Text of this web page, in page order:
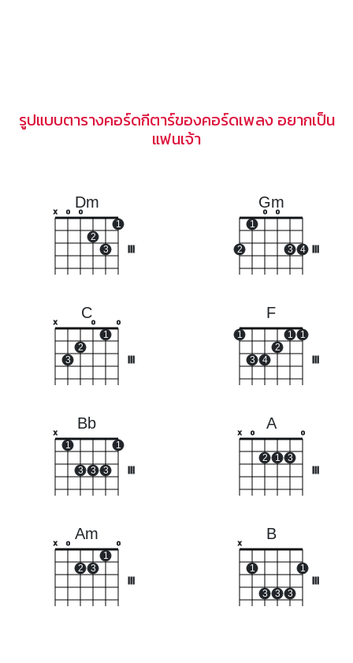
รูปแบบตารางคอร์ดกีตาร์ของคอร์ดเพลง อยากเป็น
แฟนเจ้า
Dm
x o o
2
3
1
Gm
2
1
o o
3 4
C
x
3
2
o
1
o
F
1
3 4
2
1 1
Bb
x
1
3 3 3
1
A
x o
2 1 3
o
Am
x o
2 3
1
o
B
x
1
3 3 3
1